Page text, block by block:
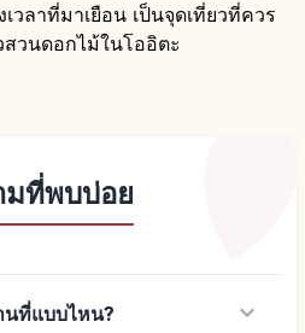
วลาที่มาเยือน เป็นจุดเที่ยวที่ควร
สวนดอกไม้ในโออิตะ
มที่พบบ่อย
ที่แบบไหน? keyboard_arrow_down